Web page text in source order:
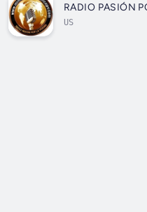
RADIO PASIÓN
US